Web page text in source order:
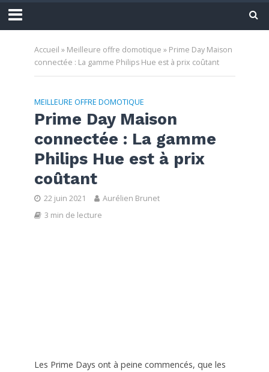
Accueil » Meilleure offre domotique » Prime Day Maison
connectée : La gamme Philips Hue est à prix coûtant
MEILLEURE OFFRE DOMOTIQUE
Prime Day Maison
connectée : La gamme
Philips Hue est à prix
coûtant
22 juin 2021
Aurélien Brunet
3 min de lecture
Les Prime Days ont à peine commencés, que les